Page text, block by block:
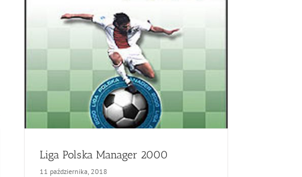
Liga Polska Manager 2000
11 października, 2018